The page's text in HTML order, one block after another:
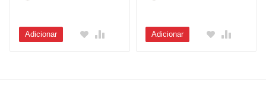
Adicionar Adicionar